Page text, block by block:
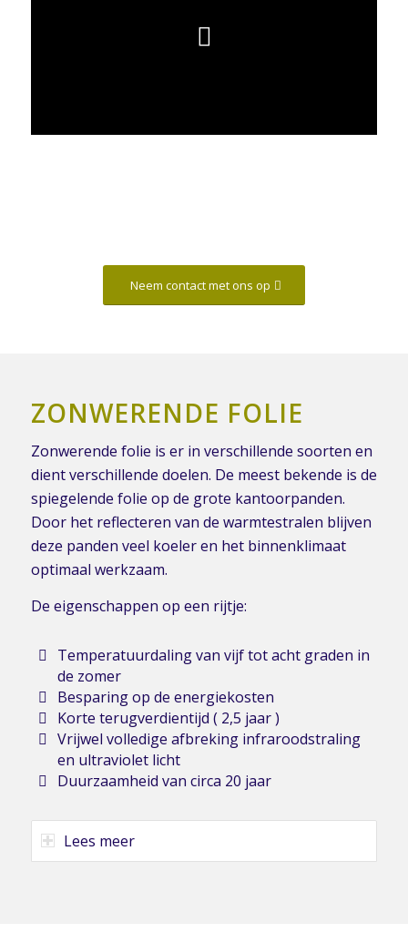
Neem contact met ons op
ZONWERENDE FOLIE
Zonwerende folie is er in verschillende soorten en
dient verschillende doelen. De meest bekende is de
spiegelende folie op de grote kantoorpanden.
Door het reflecteren van de warmtestralen blijven
deze panden veel koeler en het binnenklimaat
optimaal werkzaam.
De eigenschappen op een rijtje:
Temperatuurdaling van vijf tot acht graden in
de zomer
Besparing op de energiekosten
Korte terugverdientijd ( 2,5 jaar )
Vrijwel volledige afbreking infraroodstraling
en ultraviolet licht
Duurzaamheid van circa 20 jaar
Lees meer